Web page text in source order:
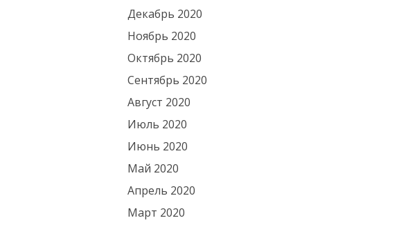
Декабрь 2020
Ноябрь 2020
Октябрь 2020
Сентябрь 2020
Август 2020
Июль 2020
Июнь 2020
Май 2020
Апрель 2020
Март 2020